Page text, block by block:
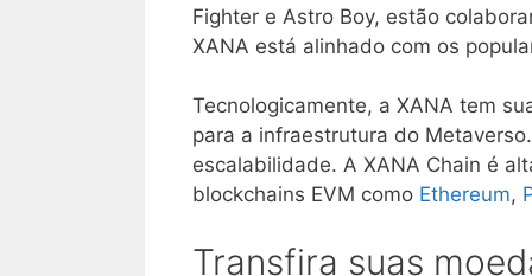
Fighter e Astro Boy, estão
XANA está alinhado com os
Tecnologicamente, a XANA tem
para a infraestrutura do
escalabilidade. A XANA Chain é
blockchains EVM como Ethereum,
Transfira suas